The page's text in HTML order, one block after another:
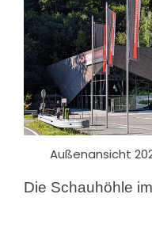
Außenansicht
Die Schauhöhle